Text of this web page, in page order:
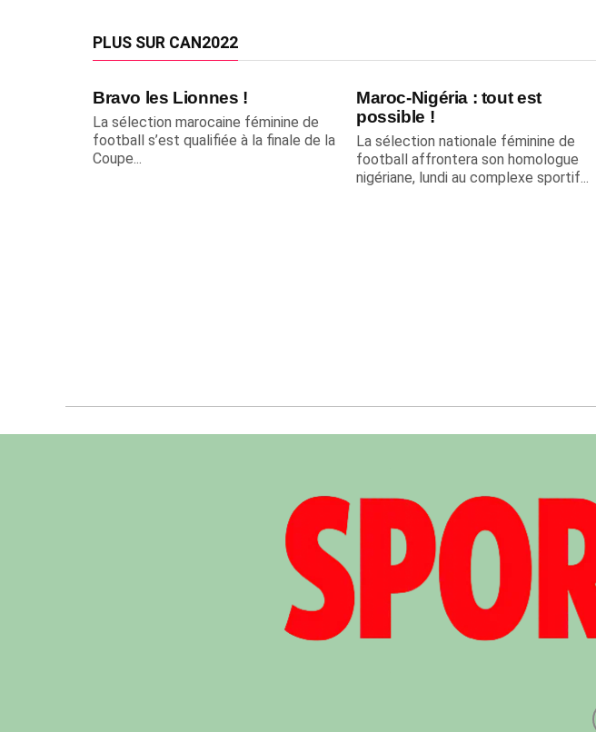
PLUS SUR CAN2022
Bravo les Lionnes !
La sélection marocaine féminine de
football s’est qualifiée à la finale de la
Coupe...
Maroc-Nigéria : tout est
possible !
La sélection nationale féminine de
football affrontera son homologue
nigériane, lundi au complexe sportif...